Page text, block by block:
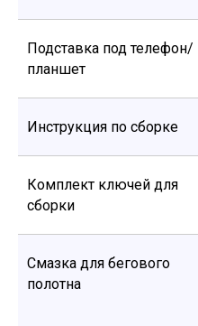
Подставка под телефон/
планшет
Инструкция по сборке
Комплект ключей для
сборки
Смазка для бегового
полотна